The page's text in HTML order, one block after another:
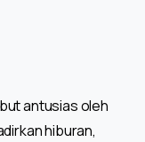
antusias oleh
hiburan,